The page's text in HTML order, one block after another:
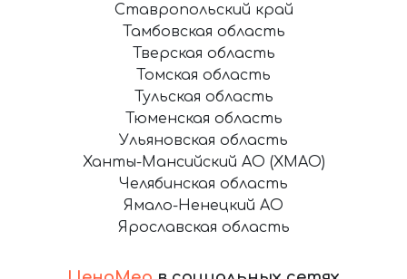
Ставропольский край
Тамбовская область
Тверская область
Томская область
Тульская область
Тюменская область
Ульяновская область
Ханты-Мансийский АО (ХМАО)
Челябинская область
Ямало-Ненецкий АО
Ярославская область